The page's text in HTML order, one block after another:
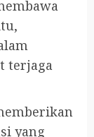
terjaga
yang